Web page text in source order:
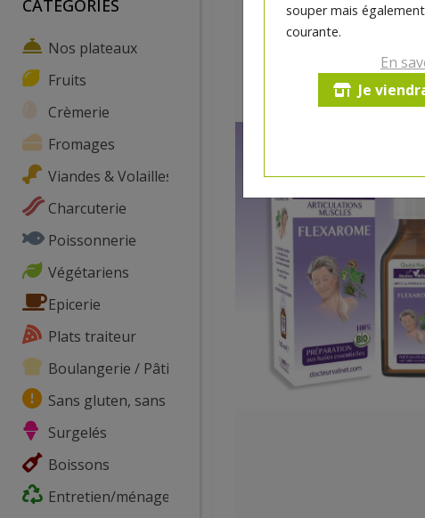
CATEGORIES
Nos plateaux
Fruits
Crèmerie
Fromages
Viandes & Volailles
Charcuterie
Poissonnerie
Végétariens
Epicerie
Plats traiteur
Boulangerie / Pâtisserie
Sans gluten, sans lactose, ...
Surgelés
Boissons
Entretien/ménage
souper mais
courante.
En
Je